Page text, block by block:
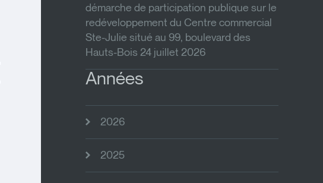
démarche de participation publique sur le
redéveloppement du Centre commercial
Ste-Julie situé au 99, boulevard des
Hauts-Bois 24 juillet 2026
Années
2026
2025